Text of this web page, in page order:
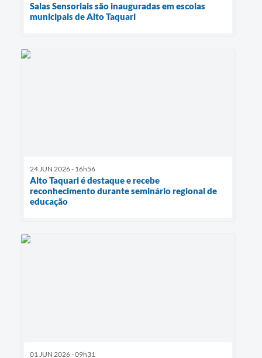
Salas Sensoriais são inauguradas em escolas
municipais de Alto Taquari
24 JUN 2026 - 16h56
Alto Taquari é destaque e recebe
reconhecimento durante seminário regional de
educação
01 JUN 2026 - 09h31